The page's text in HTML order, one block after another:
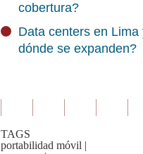
cobertura?
Data centers en
dónde se expanden?
TAGS
portabilidad móvil |